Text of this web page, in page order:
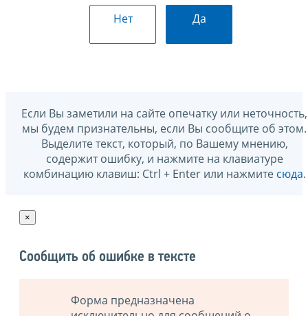
Нет Да
Если Вы заметили на сайте опечатку или неточность,
мы будем признательны, если Вы сообщите об этом.
Выделите текст, который, по Вашему мнению,
содержит ошибку, и нажмите на клавиатуре
комбинацию клавиш: Ctrl + Enter или нажмите сюда.
×
Сообщить об ошибке в тексте
Форма предназначена